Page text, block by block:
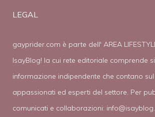
LEGAL
gayprider.com è parte dell' AREA
IsayBlog! la cui rete editoriale comprende
informazione indipendente che contano
appassionati ed esperti del settore. Per
comunicati e collaborazioni: